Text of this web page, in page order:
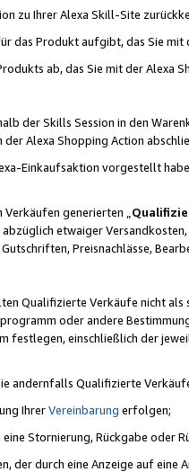
zu Ihrer Alexa Skill-Site
das Produkt aufgibt, das Sie mit
ab, das Sie mit der Alexa
der Skills Session in den
der Alexa Shopping Action
Einkaufsaktion vorgestellt
generierten „
etwaiger
Preisnachlässe,
Qualifizierte Verkäufe nicht
oder andere
festlegen, einschließlich der
andernfalls Qualifizierte
IhrerVereinbarung erfolgen;
Stornierung, Rückgabe oder
der durch eine Anzeige auf